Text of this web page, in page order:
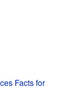
Facts for